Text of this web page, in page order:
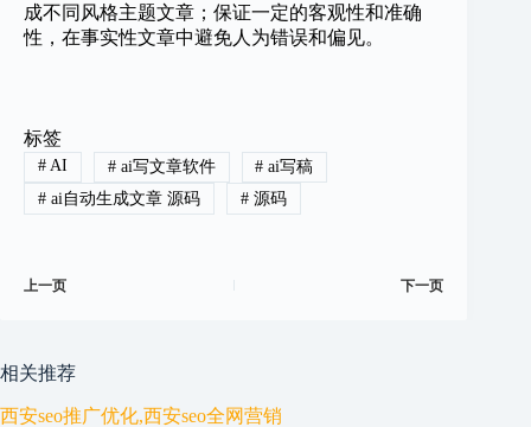
成不同风格主题文章；保证一定的客观性和准确
性，在事实性文章中避免人为错误和偏见。
标签
#AI #ai写文章软件 # ai写稿
#ai自动生成文章 源码 #源码
上一页 下一页
相关推荐
西安seo推广优化,西安seo全网营销